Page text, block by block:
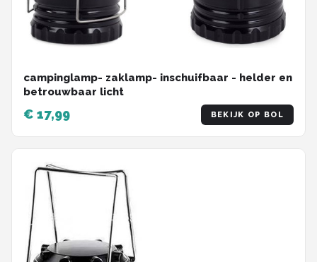
campinglamp- zaklamp- inschuifbaar - helder en
betrouwbaar licht
€ 17,99 BEKIJK OP BOL